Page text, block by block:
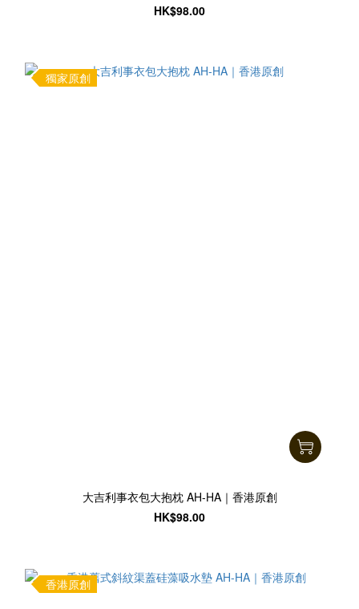
HK$98.00
獨家原創
大吉利事衣包大抱枕 AH-HA｜香港原創
HK$98.00
香港原創